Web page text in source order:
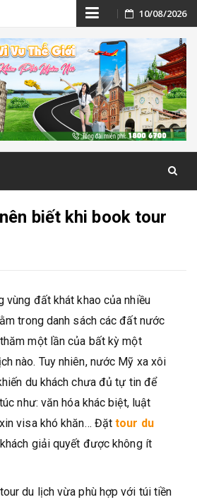
Skip
to
content
10/08/2026
biết khi book tour
vùng đất khát khao của nhiều
trong danh sách các đất nước
một lần của bất kỳ một
nào. Tuy nhiên, nước Mỹ xa xôi
du khách chưa đủ tự tin để
như: văn hóa khác biệt, luật
visa khó khăn… Đặttour du
giải quyết được không ít
du lịch vừa phù hợp với túi tiền